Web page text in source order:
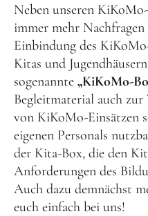
Neben unseren
immer mehr
Einbindung des
Kitas und
sogenannte „KiKoMo-
Begleitmaterial auch
von KiKoMo-Einsätzen
eigenen Personals
der Kita-Box, die den
Anforderungen des
Auch dazu demnächst
euch einfach bei uns!